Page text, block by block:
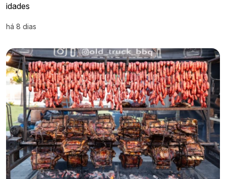
idades
há 8 dias